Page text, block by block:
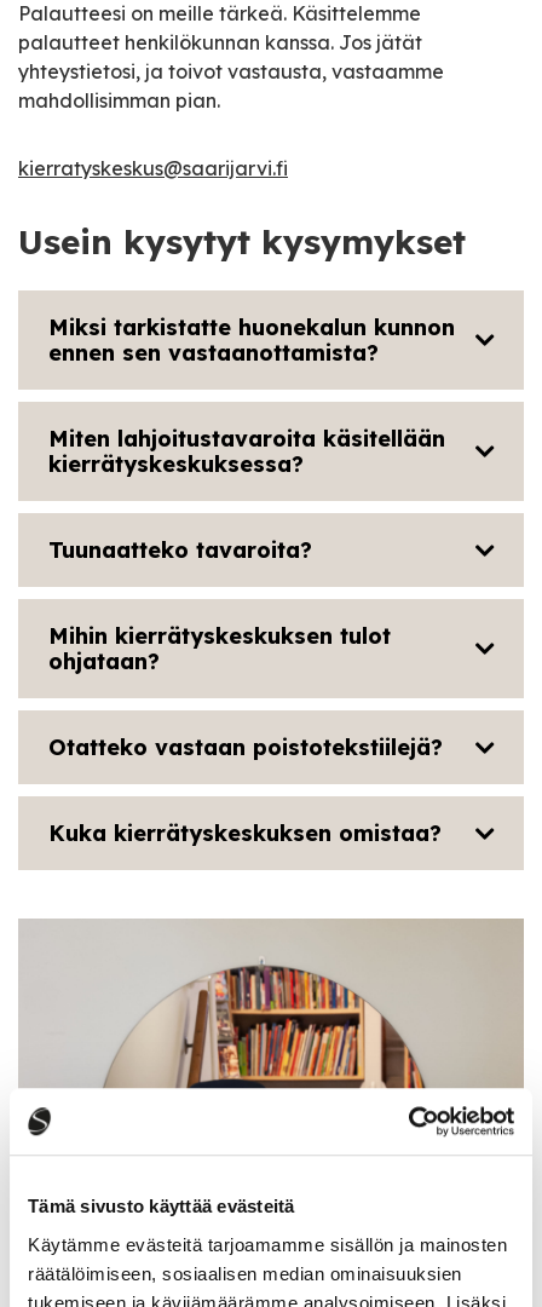
Tämä sivusto käyttää evästeitä
Käytämme evästeitä tarjoamamme sisällön ja mainosten
räätälöimiseen, sosiaalisen median ominaisuuksien
tukemiseen ja kävijämäärämme analysoimiseen. Lisäksi
Palautteesi on meille tärkeä. Käsittelemme
palautteet henkilökunnan kanssa. Jos jätät
yhteystietosi, ja toivot vastausta, vastaamme
mahdollisimman pian.
kierratyskeskus@saarijarvi.fi
Usein kysytyt kysymykset
Miksi tarkistatte huonekalun kunnon
ennen sen vastaanottamista?
Miten lahjoitustavaroita käsitellään
kierrätyskeskuksessa?
Tuunaatteko tavaroita?
Mihin kierrätyskeskuksen tulot
ohjataan?
Otatteko vastaan poistotekstiilejä?
Kuka kierrätyskeskuksen omistaa?